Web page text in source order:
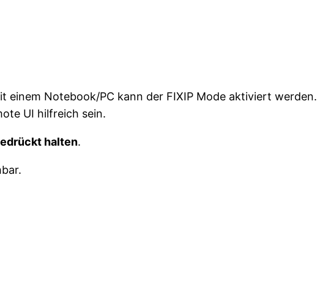
einem Notebook/PC kann der FIXIP Mode aktiviert werden.
UI hilfreich sein.
halten.